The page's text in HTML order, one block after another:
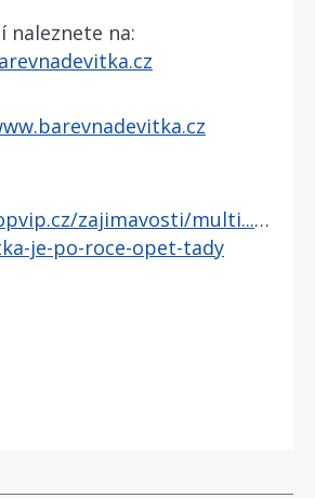
naleznete na:
zajimavosti/multi...al-
je-po-roce-opet-tady